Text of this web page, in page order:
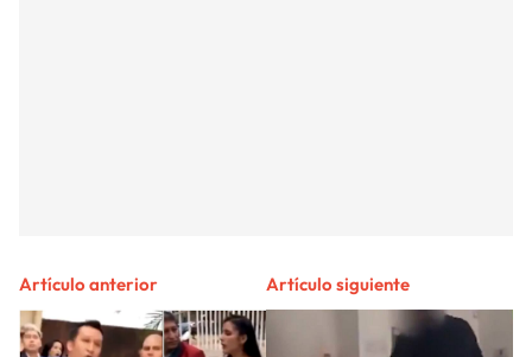
Artículo anterior Artículo siguiente